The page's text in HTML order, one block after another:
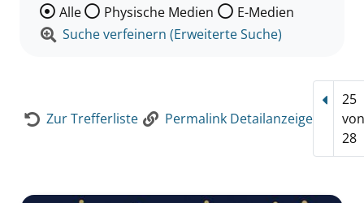
Wählen Sie die Medienart nach der Sie suchen wollen.
Alle Physische Medien
E-Medien
Suche verfeinern (Erweiterte Suche)
Zur Trefferliste Permalink Detailanzeige
25
von
28